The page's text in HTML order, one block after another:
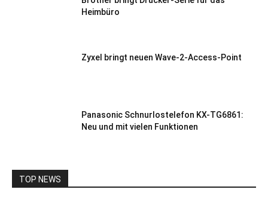
Heimbüro
Zyxel bringt neuen Wave-2-Access-Point
Panasonic Schnurlostelefon KX-TG6861:
Neu und mit vielen Funktionen
TOP NEWS